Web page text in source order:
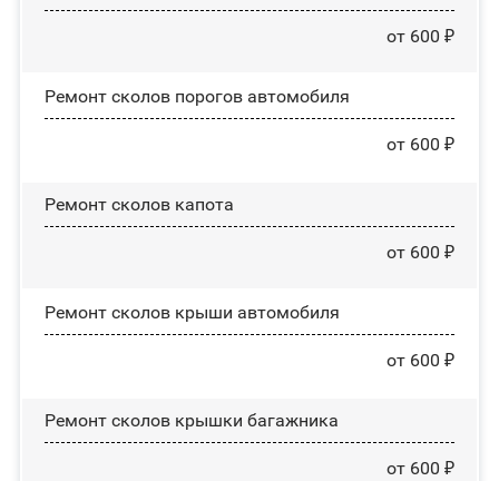
от 600 ₽
Ремонт сколов порогов автомобиля
от 600 ₽
Ремонт сколов капота
от 600 ₽
Ремонт сколов крыши автомобиля
от 600 ₽
Ремонт сколов крышки багажника
от 600 ₽